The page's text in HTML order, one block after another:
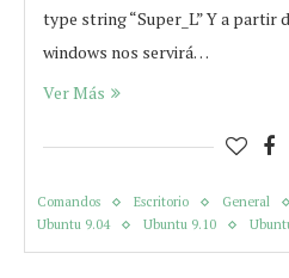
type string “Super_L” Y a partir
windows nos servirá…
Ver Más
Comandos Escritorio General
Ubuntu 9.04
Ubuntu 9.10